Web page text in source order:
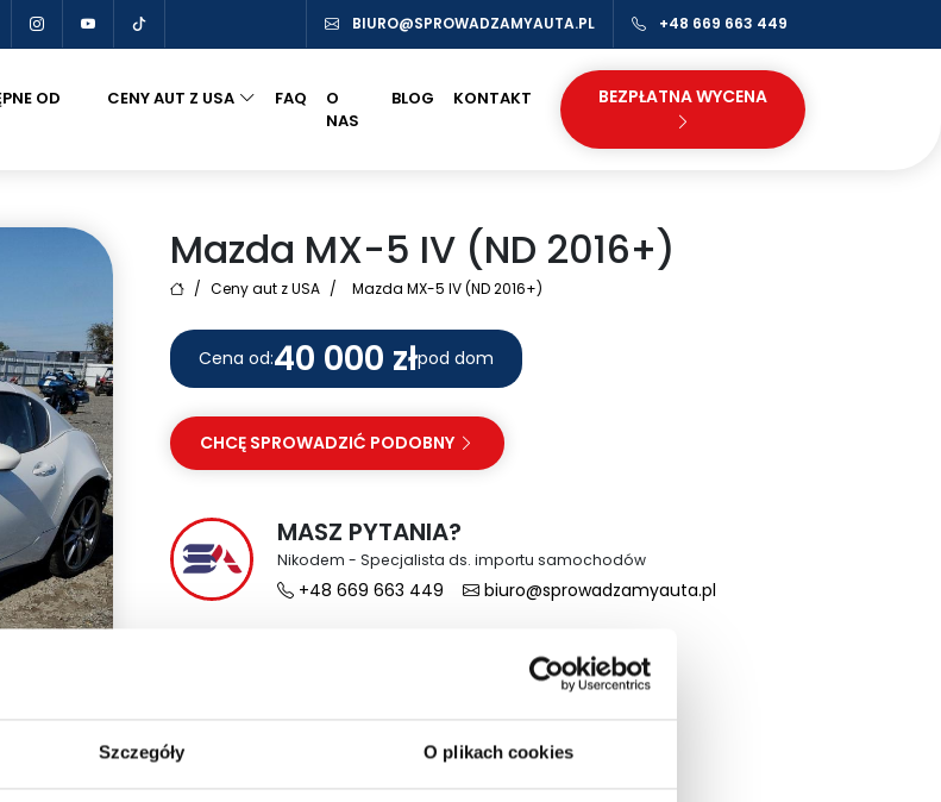
Szczegóły O plikach cookies
BIURO@SPROWADZAMYAUTA.PL +48 669 663 449
OD
CENY AUT Z USA FAQ
O
NAS
BLOG KONTAKT BEZPŁATNA WYCENA
›
Mazda MX-5 IV (ND 2016+)
/ Ceny aut z USA / Mazda MX-5 IV (ND 2016+)
Cena od:40 000 złpod dom
CHCĘ SPROWADZIĆ PODOBNY
MASZ PYTANIA?
Nikodem - Specjalista ds. importu samochodów
+48 669 663 449 biuro@sprowadzamyauta.pl